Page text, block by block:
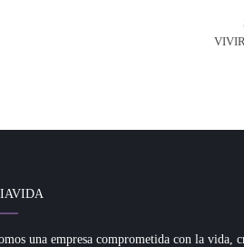
una empresa comprometida con la vida,